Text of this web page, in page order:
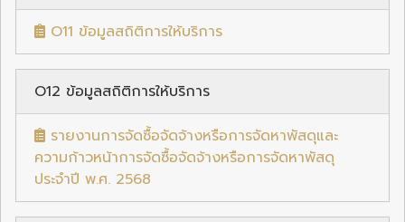
O11 ข้อมูลสถิติการให้บริการ
O12 ข้อมูลสถิติการให้บริการ
รายงานการจัดซื้อจัดจ้างหรือการจัดหาพัสดุและ
ความก้าวหน้าการจัดซื้อจัดจ้างหรือการจัดหาพัสดุ
ประจำปี พ.ศ. 2568